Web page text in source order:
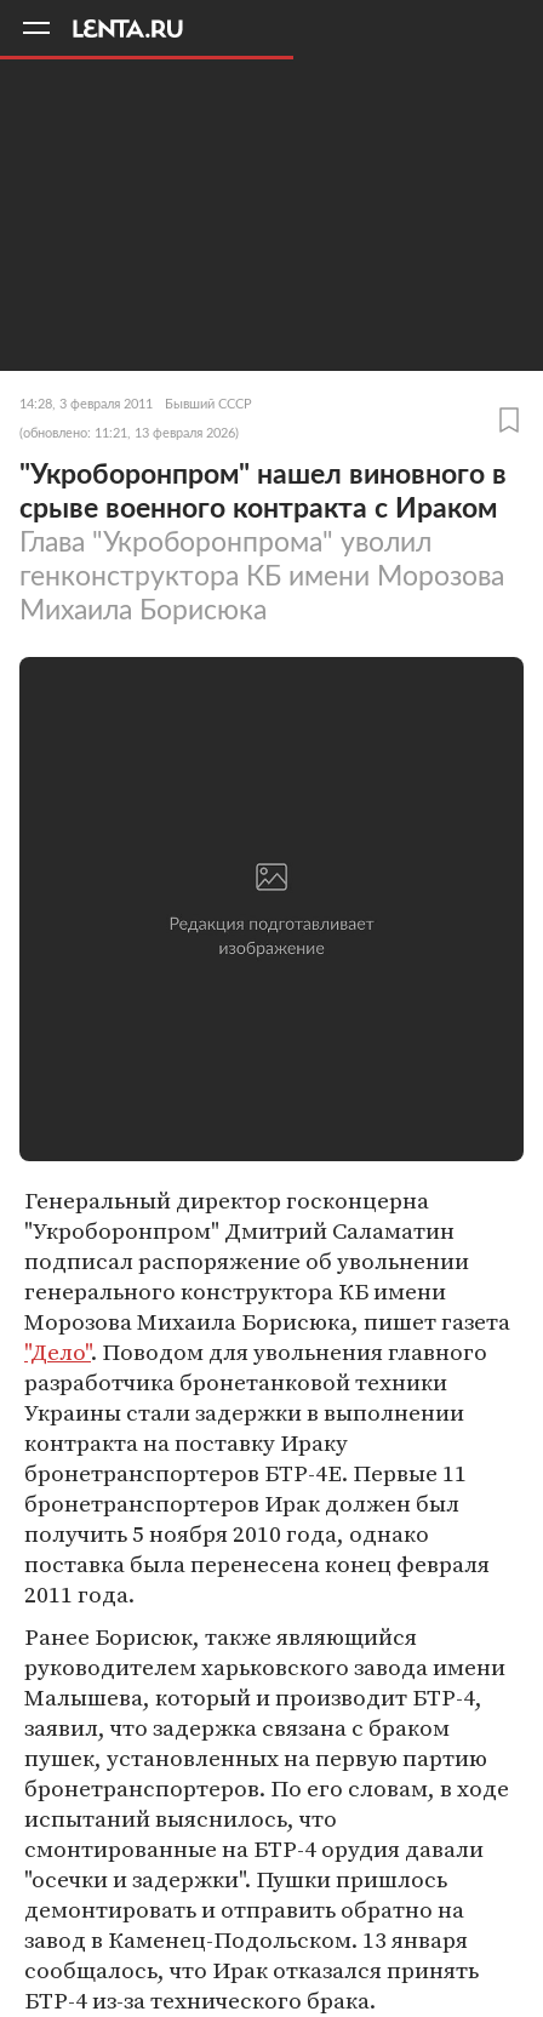
14:28, 3 февраля 2011 Бывший СССР
(обновлено: 11:21, 13 февраля 2026)
"Укроборонпром" нашел виновного в
срыве военного контракта с Ираком
Глава "Укроборонпрома" уволил
генконструктора КБ имени Морозова
Михаила Борисюка
Генеральный директор госконцерна
"Укроборонпром" Дмитрий Саламатин
подписал распоряжение об увольнении
генерального конструктора КБ имени
Морозова Михаила Борисюка, пишет газета
"Дело". Поводом для увольнения главного
разработчика бронетанковой техники
Украины стали задержки в выполнении
контракта на поставку Ираку
бронетранспортеров БТР-4Е. Первые 11
бронетранспортеров Ирак должен был
получить 5 ноября 2010 года, однако
поставка была перенесена конец февраля
2011 года.
Ранее Борисюк, также являющийся
руководителем харьковского завода имени
Малышева, который и производит БТР-4,
заявил, что задержка связана с браком
пушек, установленных на первую партию
бронетранспортеров. По его словам, в ходе
испытаний выяснилось, что
смонтированные на БТР-4 орудия давали
"осечки и задержки". Пушки пришлось
демонтировать и отправить обратно на
завод в Каменец-Подольском. 13 января
сообщалось, что Ирак отказался принять
БТР-4 из-за технического брака.